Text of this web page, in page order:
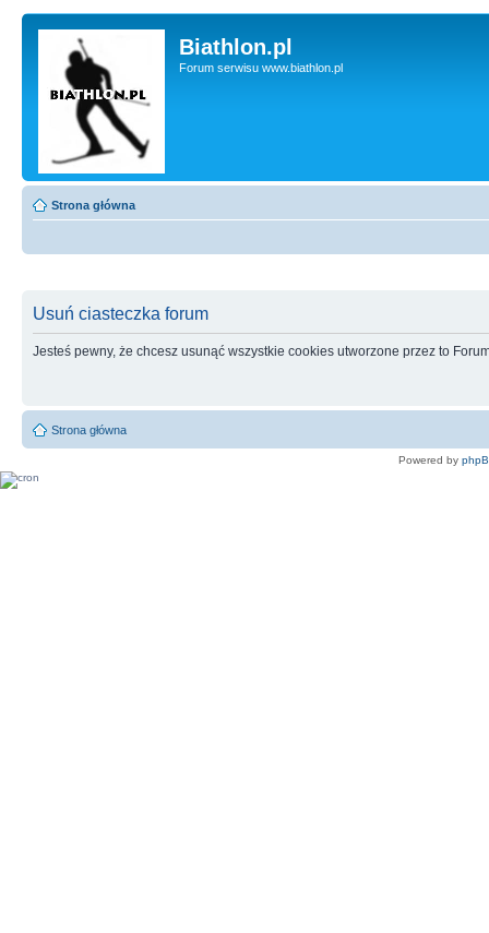
Biathlon.pl
Forum serwisu www.biathlon.pl
Strona główna
Usuń ciasteczka forum
Jesteś pewny, że chcesz usunąć wszystkie cookies utworzone przez to
Strona główna
Powered by